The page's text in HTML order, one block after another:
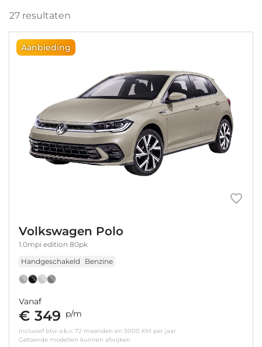
27 resultaten
Aanbieding
Volkswagen Polo
1.0mpi edition 80pk
Handgeschakeld
Benzine
Vanaf
€ 349 p/m
inclusief btw o.b.v. 72 maanden en 5000 KM per jaar.
Getoonde modellen kunnen afwijken